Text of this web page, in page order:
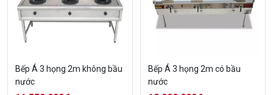
Bếp Á 3 họng 2m không bầu
nước
Bếp Á 3 họng 2m có bầu
nước